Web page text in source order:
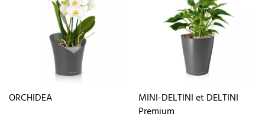
ORCHIDEA
MINI-DELTINI et DELTINI
Premium